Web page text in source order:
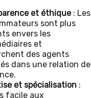
et éthique: Les
sont plus
envers les
et
des agents
dans une relation de
et spécialisation :
facile aux